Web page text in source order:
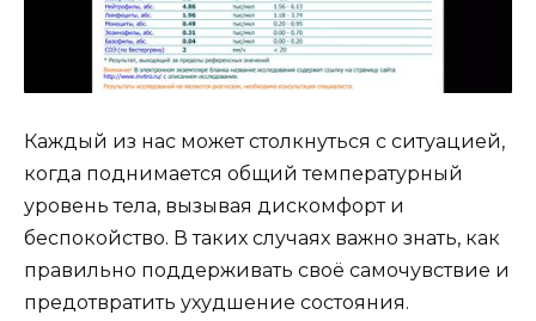
Каждый из нас может столкнуться с ситуацией,
когда поднимается общий температурный
уровень тела, вызывая дискомфорт и
беспокойство. В таких случаях важно знать, как
правильно поддерживать своё самочувствие и
предотвратить ухудшение состояния.